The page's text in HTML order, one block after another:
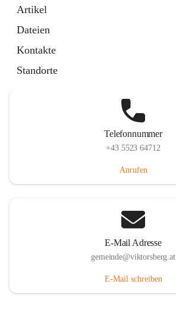
Artikel
Dateien
Kontakte
Standorte
Telefonnummer
+43 5523 64712
Anrufen
E-Mail Adresse
gemeinde@viktorsberg.at
E-Mail schreiben